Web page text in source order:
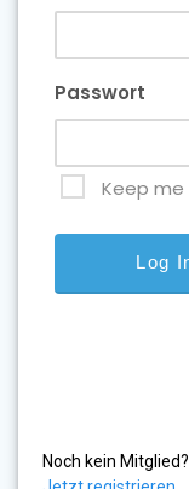
Passwort
Keep me
Noch kein Mitglied?